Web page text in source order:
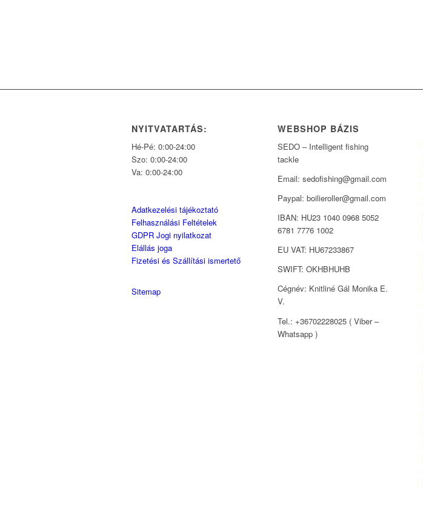
NYITVATARTÁS:
Hé-Pé: 0:00-24:00
Szo: 0:00-24:00
Va: 0:00-24:00
Adatkezelési tájékoztató
Felhasználási Feltételek
GDPR Jogi nyilatkozat
Elállás joga
Fizetési és Szállítási ismertető
Sitemap
WEBSHOP BÁZIS
SEDO – Intelligent fishing
tackle
Email: sedofishing@gmail.com
Paypal: boilieroller@gmail.com
IBAN: HU23 1040 0968 5052
6781 7776 1002
EU VAT: HU67233867
SWIFT: OKHBHUHB
Cégnév: Knitliné Gál Monika E.
V.
Tel.: +36702228025 ( Viber –
Whatsapp )